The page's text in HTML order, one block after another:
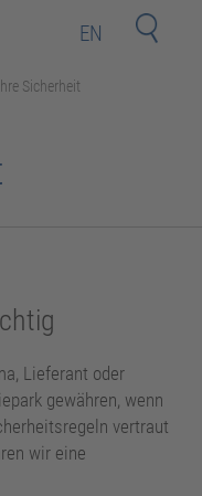
EN
Sicherheit
Lieferant oder
gewähren, wenn
vertraut
wir eine